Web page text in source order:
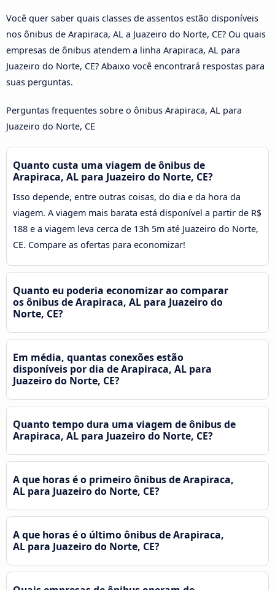
Você quer saber quais classes de assentos estão disponíveis
nos ônibus de Arapiraca, AL a Juazeiro do Norte, CE? Ou quais
empresas de ônibus atendem a linha Arapiraca, AL para
Juazeiro do Norte, CE? Abaixo você encontrará respostas para
suas perguntas.
Perguntas frequentes sobre o ônibus Arapiraca, AL para
Juazeiro do Norte, CE
Quanto custa uma viagem de ônibus de
Arapiraca, AL para Juazeiro do Norte, CE?
Isso depende, entre outras coisas, do dia e da hora da
viagem. A viagem mais barata está disponível a partir de R$
188 e a viagem leva cerca de 13h 5m até Juazeiro do Norte,
CE. Compare as ofertas para economizar!
Quanto eu poderia economizar ao comparar
os ônibus de Arapiraca, AL para Juazeiro do
Norte, CE?
Em média, quantas conexões estão
disponíveis por dia de Arapiraca, AL para
Juazeiro do Norte, CE?
Quanto tempo dura uma viagem de ônibus de
Arapiraca, AL para Juazeiro do Norte, CE?
A que horas é o primeiro ônibus de Arapiraca,
AL para Juazeiro do Norte, CE?
A que horas é o último ônibus de Arapiraca,
AL para Juazeiro do Norte, CE?